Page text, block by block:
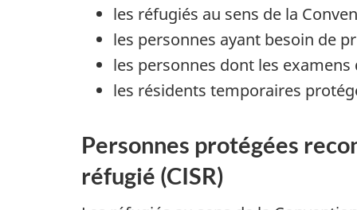
les réfugiés au sens de la
les personnes ayant besoin de
les personnes dont les
les résidents temporaires
Personnes protégées
réfugié (CISR)